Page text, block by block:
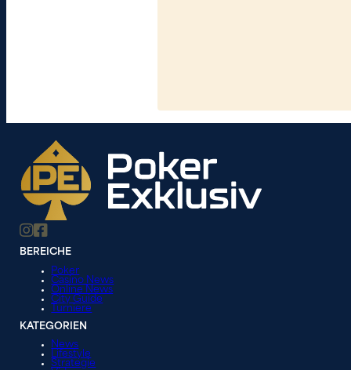
BEREICHE
Poker
Casino News
Online News
City Guide
Turniere
KATEGORIEN
News
Lifestyle
Strategie